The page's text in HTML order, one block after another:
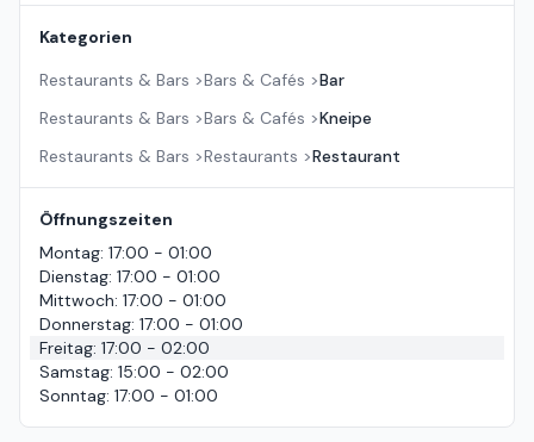
Kategorien
Restaurants & Bars >Bars & Cafés >Bar
Restaurants & Bars >Bars & Cafés >Kneipe
Restaurants & Bars >Restaurants >Restaurant
Öffnungszeiten
Montag: 17:00 - 01:00
Dienstag: 17:00 - 01:00
Mittwoch: 17:00 - 01:00
Donnerstag: 17:00 - 01:00
Freitag: 17:00 - 02:00
Samstag: 15:00 - 02:00
Sonntag: 17:00 - 01:00